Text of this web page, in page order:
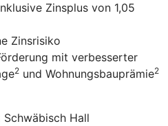
Zinsplus von 1,05
Zinsrisiko
mit verbesserter
2 und Wohnungsbauprämie2
Hall